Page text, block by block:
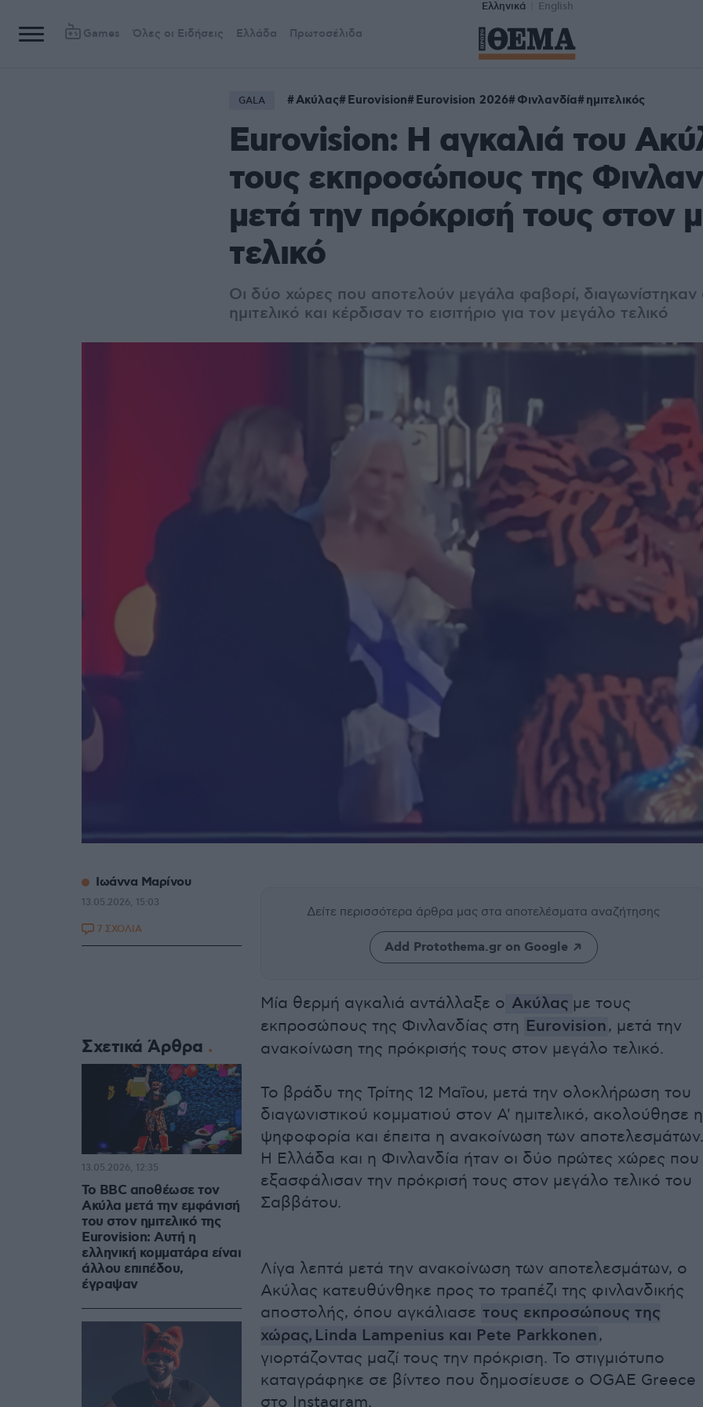
Ελληνικά English
Games Όλες οι Ειδήσεις Ελλάδα Πρωτοσέλιδα
GALA Ακύλας Eurovision Eurovision 2026 Φινλανδία ημιτελικός
Eurovision: Η αγκαλιά του
τους εκπροσώπους της
μετά την πρόκρισή τους στον
τελικό
Οι δύο χώρες που αποτελούν μεγάλα φαβορί,
ημιτελικό και κέρδισαν το εισιτήριο για τον μεγάλο τελικό
Δείτε περισσότερα άρθρα μας στα αποτελέσματα αναζήτησης
Add Protothema.gr on Google
Μία θερμή αγκαλιά αντάλλαξε ο Ακύλας με τους
εκπροσώπους της Φινλανδίας στη Eurovision, μετά την
ανακοίνωση της πρόκρισής τους στον μεγάλο τελικό.
Το βράδυ της Τρίτης 12 Μαΐου, μετά την ολοκλήρωση του
διαγωνιστικού κομματιού στον Α' ημιτελικό, ακολούθησε η
ψηφοφορία και έπειτα η ανακοίνωση των αποτελεσμάτων.
Η Ελλάδα και η Φινλανδία ήταν οι δύο πρώτες χώρες που
εξασφάλισαν την πρόκρισή τους στον μεγάλο τελικό του
Σαββάτου.
Λίγα λεπτά μετά την ανακοίνωση των αποτελεσμάτων, ο
Ακύλας κατευθύνθηκε προς το τραπέζι της φινλανδικής
αποστολής, όπου αγκάλιασε τους εκπροσώπους της
χώρας, Linda Lampenius και Pete Parkkonen,
γιορτάζοντας μαζί τους την πρόκριση. Το στιγμιότυπο
καταγράφηκε σε βίντεο που δημοσίευσε ο OGAE Greece
στο Instagram.
Ιωάννα Μαρίνου
13.05.2026, 15:03
7 ΣΧΟΛΙΑ
Σχετικά Άρθρα
Το BBC αποθέωσε τον
Ακύλα μετά την εμφάνισή
του στον ημιτελικό της
Eurovision: Αυτή η
ελληνική κομματάρα είναι
άλλου επιπέδου,
έγραψαν
13.05.2026, 12:35